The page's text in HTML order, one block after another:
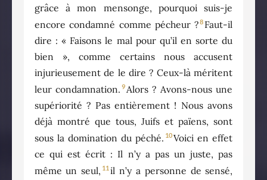
grâce à mon mensonge, pourquoi suis-je
encore condamné comme pécheur ?8 Faut-il
dire : « Faisons le mal pour qu’il en sorte du
bien », comme certains nous accusent
injurieusement de le dire ? Ceux-là méritent
leur condamnation. 9Alors ? Avons-nous une
supériorité ? Pas entièrement ! Nous avons
déjà montré que tous, Juifs et païens, sont
sous la domination du péché. 10Voici en effet
ce qui est écrit : Il n’y a pas un juste, pas
même un seul, 11 il n’y a personne de sensé,